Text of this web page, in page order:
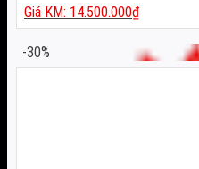
Giá
gốc
là:
19.000.000₫.
14.500.000₫
Giá
hiện
tại
-30%